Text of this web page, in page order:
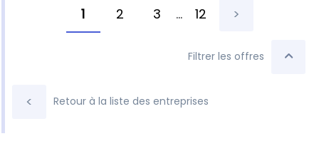
1 2 3 ... 12 >
Filtrer les offres
< Retour à la liste des entreprises